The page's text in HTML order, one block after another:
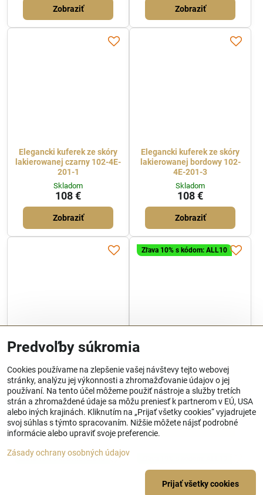
Zobraziť Zobraziť
Elegancki kuferek ze skóry
lakierowanej czarny 102-4E-
201-1
Skladom
108 €
Zobraziť
Elegancki kuferek ze skóry
lakierowanej bordowy 102-
4E-201-3
Skladom
108 €
Zobraziť
imitacji skóry beżowo -
brązowy 101-4Y-490-9
Skladom
105,60 €
Zobraziť
Zľava 10% s kódom: ALL10
zo syntetickej kože bordová
101-4Y-403-3
Skladom
60 €
Zobraziť
Zľava 10% s kódom: ALL10
Predvoľby súkromia
Cookies používame na zlepšenie vašej návštevy tejto webovej
stránky, analýzu jej výkonnosti a zhromažďovanie údajov o jej
používaní. Na tento účel môžeme použiť nástroje a služby tretích
strán a zhromaždené údaje sa môžu preniesť k partnerom v EÚ, USA
alebo iných krajinách. Kliknutím na „Prijať všetky cookies“ vyjadrujete
svoj súhlas s týmto spracovaním. Nižšie môžete nájsť podrobné
informácie alebo upraviť svoje preferencie.
Zásady ochrany osobných údajov
Prijať všetky cookies